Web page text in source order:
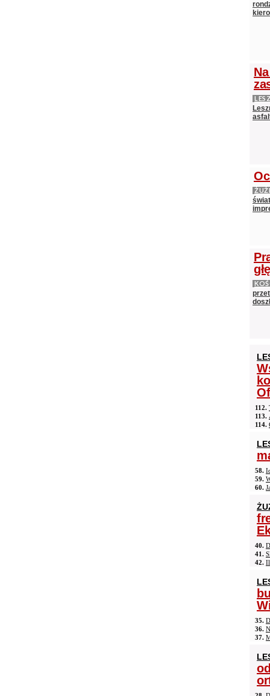
112.
113.
114.
58.
59.
60.
40.
41.
42.
35.
36.
37.